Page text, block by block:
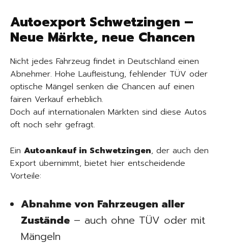
Autoexport Schwetzingen –
Neue Märkte, neue Chancen
Nicht jedes Fahrzeug findet in Deutschland einen
Abnehmer. Hohe Laufleistung, fehlender TÜV oder
optische Mängel senken die Chancen auf einen
fairen Verkauf erheblich.
Doch auf internationalen Märkten sind diese Autos
oft noch sehr gefragt.
Ein Autoankauf in Schwetzingen, der auch den
Export übernimmt, bietet hier entscheidende
Vorteile:
Abnahme von Fahrzeugen aller
Zustände – auch ohne TÜV oder mit
Mängeln